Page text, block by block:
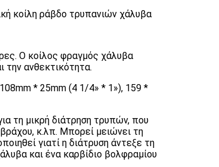
κοίλη ράβδο τρυπανιών χάλυβα
Ο κοίλος φραγμός χάλυβα
την ανθεκτικότητα.
* 25mm (4 1/4» * 1»), 159 *
τη μικρή διάτρηση τρυπών, που
κ.λπ. Μπορεί μειώνει τη
γιατί η διάτρυση άντεξε τη
και ένα καρβίδιο βολφραμίου